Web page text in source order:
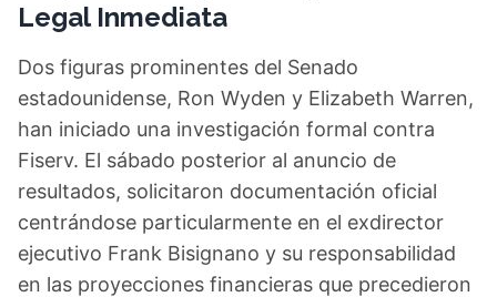
Legal Inmediata
Dos figuras prominentes del Senado
estadounidense, Ron Wyden y Elizabeth Warren,
han iniciado una investigación formal contra
Fiserv. El sábado posterior al anuncio de
resultados, solicitaron documentación oficial
centrándose particularmente en el exdirector
ejecutivo Frank Bisignano y su responsabilidad
en las proyecciones financieras que precedieron